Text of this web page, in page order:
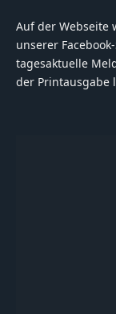
Auf der Webseite
unserer
tagesaktuelle
der Printausgabe